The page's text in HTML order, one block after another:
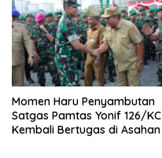
Momen Haru Penyambutan
Satgas Pamtas Yonif 126/KC
Kembali Bertugas di Asahan